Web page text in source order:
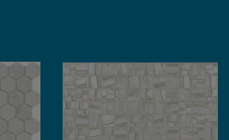
burkolat